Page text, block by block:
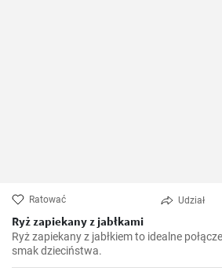
Ratować Udział
Ryż zapiekany z jabłkami
Ryż zapiekany z jabłkiem to idealne
smak dzieciństwa.